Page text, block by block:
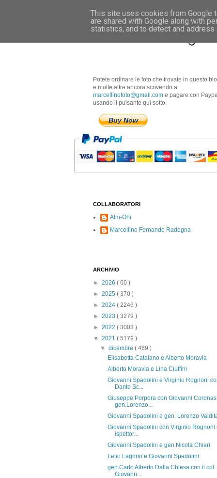
Marcellino
Potete ordinare le foto che trovate in questo
e molte altre ancora scrivendo a
marcellinofoto@gmail.com e pagare con
usando il pulsante qui sotto.
Buy Now
COLLABORATORI
Alm-Ohi
Marcellino Fernando Radogna
ARCHIVIO
► 2026 ( 60 )
► 2025 ( 370 )
► 2024 ( 2246 )
► 2023 ( 3279 )
► 2022 ( 3003 )
▼ 2021 ( 5179 )
▼dicembre( 469 )
Elisabetta Catalano e Alberto Moravia
Alberto Moravia e Lina Ciuffini
Giovanni Spadolini e Virginio Rognoni
Dante Sc...
Giuseppe Porpora con Giovanni
gen.Lorenzo...
Giovanni Spadolini e gen. Lorenzo
Giovanni Spadolini con Virginio Rognoni
ispettor...
Giovanni Spadolini e gen.Nicola Chiari
Lelio Lagorio e Giovanni Spadolini
gen.Carlo Alberto Dalla Chiesa con il col.
Giovann...
This site uses cookies from Google
are shared with Google along with
statistics, and to detect and address